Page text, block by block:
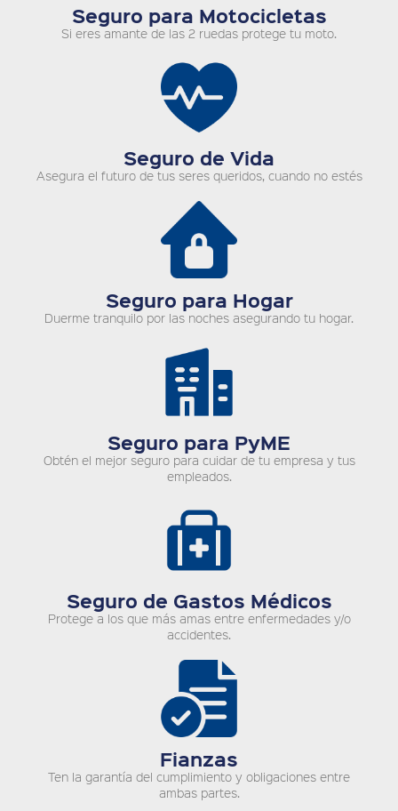
Seguro para Motocicletas
Si eres amante de las 2 ruedas protege tu moto.
Seguro de Vida
Asegura el futuro de tus seres queridos, cuando no estés
Seguro para Hogar
Duerme tranquilo por las noches asegurando tu hogar.
Seguro para PyME
Obtén el mejor seguro para cuidar de tu empresa y tus
empleados.
Seguro de Gastos Médicos
Protege a los que más amas entre enfermedades y/o
accidentes.
Fianzas
Ten la garantía del cumplimiento y obligaciones entre
ambas partes.